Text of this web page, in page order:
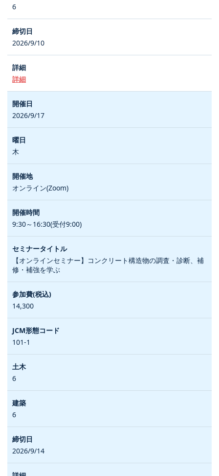
6
2026/9/10
詳細
2026/9/17
木
オンライン(Zoom)
9:30～16:30(受付9:00)
【オンラインセミナー】コンクリート構造物の調査・診断、補
修・補強を学ぶ
14,300
101-1
6
6
2026/9/14